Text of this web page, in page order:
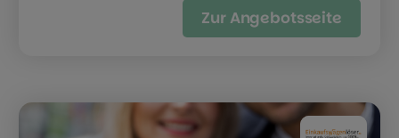
Zur Angebotsseite